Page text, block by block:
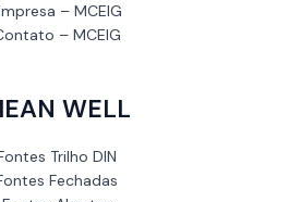
– MCEIG
– MCEIG
WELL
Trilho DIN
Fechadas